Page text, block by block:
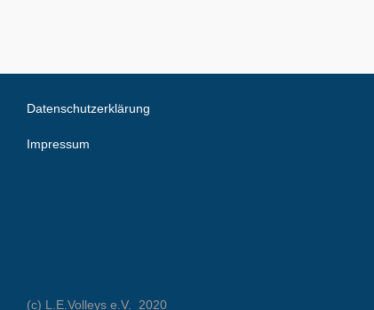
Datenschutzerklärung
Impressum
(c) L.E.Volleys e.V. 2020